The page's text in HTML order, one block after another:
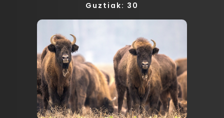
Guztiak: 30